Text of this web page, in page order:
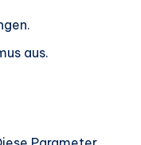
aus.